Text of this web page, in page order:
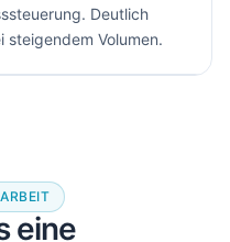
Deutlich
Volumen.
eine